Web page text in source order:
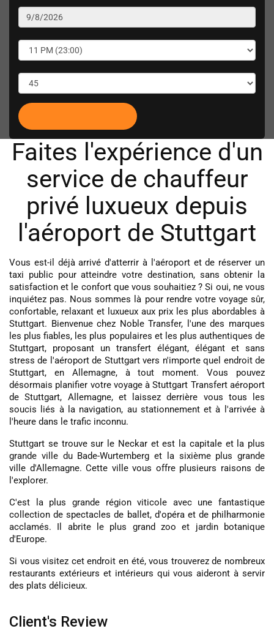
Faites l'expérience d'un
service de chauffeur
privé luxueux depuis
l'aéroport de Stuttgart
Vous est-il déjà arrivé d'atterrir à l'aéroport et de réserver un
taxi public pour atteindre votre destination, sans obtenir la
satisfaction et le confort que vous souhaitiez ? Si oui, ne vous
inquiétez pas. Nous sommes là pour rendre votre voyage sûr,
confortable, relaxant et luxueux aux prix les plus abordables à
Stuttgart. Bienvenue chez Noble Transfer, l'une des marques
les plus fiables, les plus populaires et les plus authentiques de
Stuttgart, proposant un transfert élégant, élégant et sans
stress de l'aéroport de Stuttgart vers n'importe quel endroit de
Stuttgart, en Allemagne, à tout moment. Vous pouvez
désormais planifier votre voyage à Stuttgart Transfert aéroport
de Stuttgart, Allemagne, et laissez derrière vous tous les
soucis liés à la navigation, au stationnement et à l'arrivée à
l'heure dans le trafic inconnu.
Stuttgart se trouve sur le Neckar et est la capitale et la plus
grande ville du Bade-Wurtemberg et la sixième plus grande
ville d'Allemagne. Cette ville vous offre plusieurs raisons de
l'explorer.
C'est la plus grande région viticole avec une fantastique
collection de spectacles de ballet, d'opéra et de philharmonie
acclamés. Il abrite le plus grand zoo et jardin botanique
d'Europe.
Si vous visitez cet endroit en été, vous trouverez de nombreux
restaurants extérieurs et intérieurs qui vous aideront à servir
des plats délicieux.
Client's Review